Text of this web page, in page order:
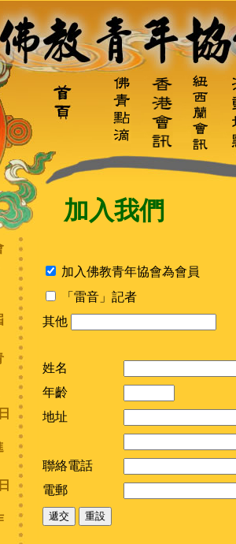
加入我們
加入佛教青年協會為會員
「雷音」記者
其他
姓名
年齡
地址
聯絡電話
電郵